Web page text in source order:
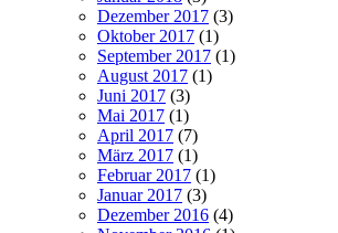
Dezember 2017 (3)
Oktober 2017 (1)
September 2017 (1)
August 2017 (1)
Juni 2017 (3)
Mai 2017 (1)
April 2017 (7)
März 2017 (1)
Februar 2017 (1)
Januar 2017 (3)
Dezember 2016 (4)